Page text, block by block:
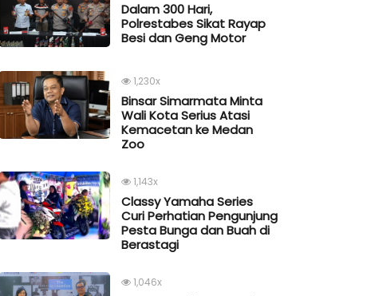
Dalam 300 Hari,
Polrestabes Sikat Rayap
Besi dan Geng Motor
1,230x
Binsar Simarmata Minta
Wali Kota Serius Atasi
Kemacetan ke Medan
Zoo
1,143x
Classy Yamaha Series
Curi Perhatian Pengunjung
Pesta Bunga dan Buah di
Berastagi
1,046x